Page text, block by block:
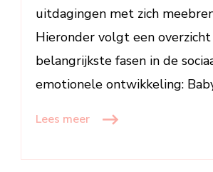
uitdagingen met zich
Hieronder volgt een
belangrijkste fasen in de
emotionele ontwikkeling:
Lees meer